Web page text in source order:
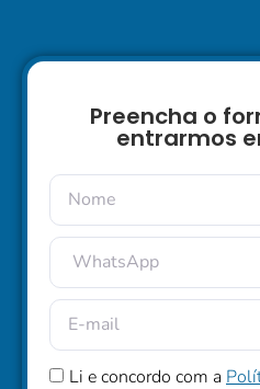
Preencha o
entrarmos
Li e concordo com a